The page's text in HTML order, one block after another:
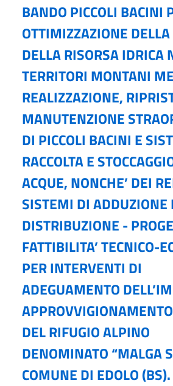
BANDO PICCOLI BACINI
OTTIMIZZAZIONE
DELLA RISORSA IDRICA
TERRITORI MONTANI
REALIZZAZIONE,
MANUTENZIONE
DI PICCOLI BACINI E
RACCOLTA E
ACQUE, NONCHE’ DEI
SISTEMI DI ADDUZIONE
DISTRIBUZIONE -
FATTIBILITA’ TECNICO-
PER INTERVENTI DI
ADEGUAMENTO
DEL RIFUGIO ALPINO
DENOMINATO “MALGA
COMUNE DI EDOLO (BS).